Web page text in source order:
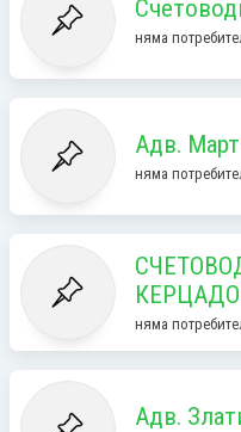
няма
Адв.
няма
няма
Адв.